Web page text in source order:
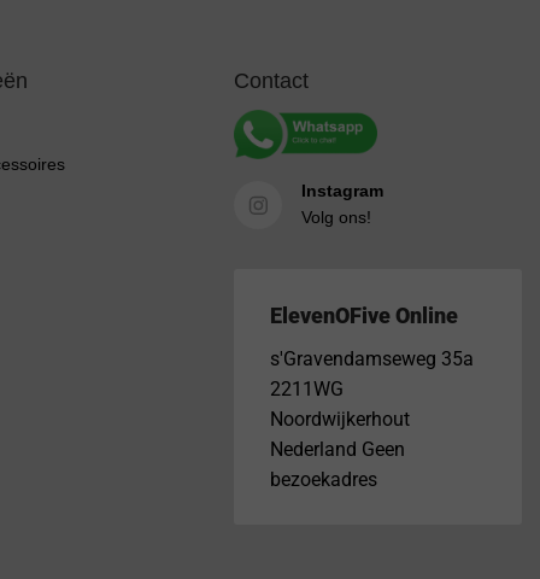
Contact
Instagram
Volg ons!
ElevenOFive Online
s'Gravendamseweg 35a
2211WG
Noordwijkerhout
Nederland Geen
bezoekadres